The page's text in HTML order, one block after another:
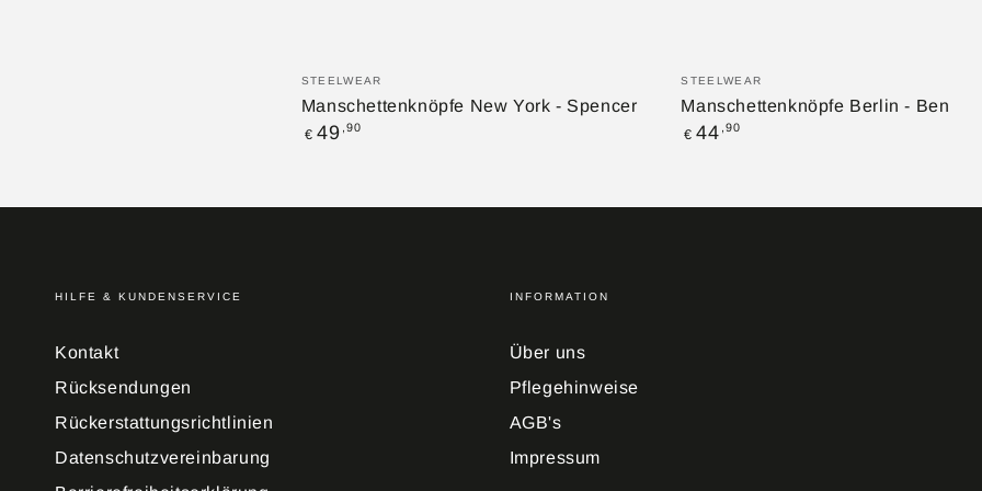
New
York
Verkäufer/in:
STEELWEAR
Manschettenknöpfe New York - Spencer
Regulärer
€ 49 ,90
Berlin
-
Verkäufer/in:
STEELWEAR
Manschettenknöpfe Berlin - Ben
Regulärer
€ 44 ,90
HILFE & KUNDENSERVICE
Kontakt
Rücksendungen
Rückerstattungsrichtlinien
Datenschutzvereinbarung
INFORMATION
Über uns
Pflegehinweise
AGB's
Impressum